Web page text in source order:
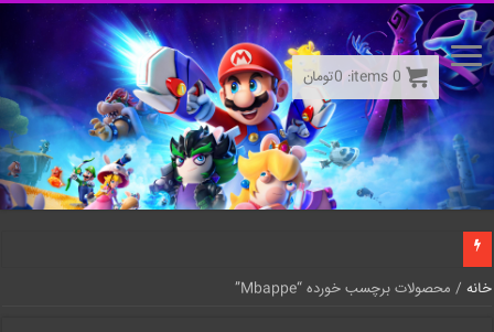
خانه / محصولات برچسب خورده “Mbappe”
0
items:
0تومان